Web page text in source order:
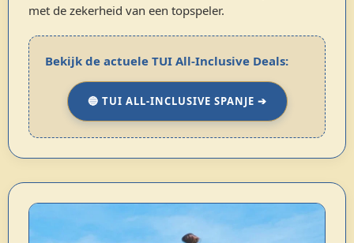
met de zekerheid van een topspeler.
Bekijk de actuele TUI All-Inclusive Deals:
🔵 TUI ALL-INCLUSIVE SPANJE ➔